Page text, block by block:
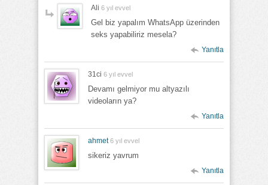
Ali 6 yıl evvel
Gel biz yapalım WhatsApp üzerinden
seks yapabiliriz mesela?
Yanıtla
31ci 6 yıl evvel
Devamı gelmiyor mu altyazılı
videoların ya?
Yanıtla
ahmet 6 yıl evvel
sikeriz yavrum
Yanıtla